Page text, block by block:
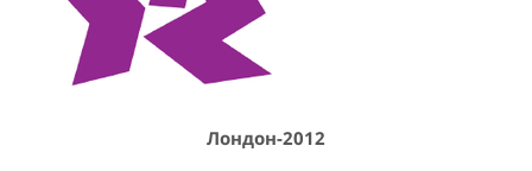
Лондон-2012